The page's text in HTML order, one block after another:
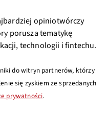
opiniotwórczy
porusza tematykę
technologii i fintechu.
do witryn partnerów, którzy
się zyskiem ze sprzedanych
prywatności.